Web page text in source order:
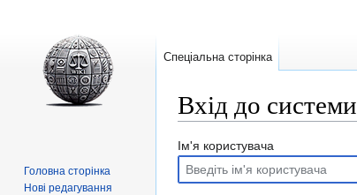
Вхід до системи
Перейти
до
навігації
Перейти
до
пошуку
Ім'я користувача
Спеціальна сторінка
Головна сторінка
Нові редагування